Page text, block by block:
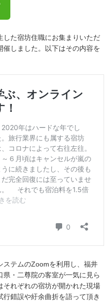
た宿坊住職にお集まりいただ
催しました。以下はその内容を
テムのZoomを利用し、福井
・二尊院の客室が一気に見ら
れぞれの宿坊が開かれた現場
錯誤や紆余曲折を語って頂き